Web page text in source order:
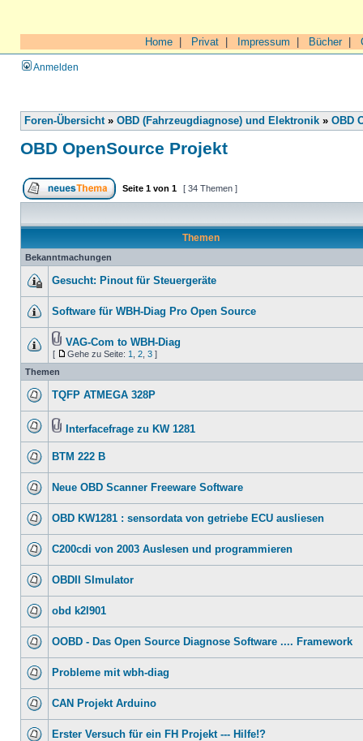
Home Privat Impressum Bücher|
Anmelden
Foren-Übersicht» OBD (Fahrzeugdiagnose) und Elektronik » OBD
OBD OpenSource Projekt
Seite 1 von 1 [ 34 Themen ]
Themen
Bekanntmachungen
Gesucht: Pinout für Steuergeräte
Software für WBH-Diag Pro Open Source
VAG-Com to WBH-Diag
[ Gehe zu Seite: 1 2 3 ]
Themen
TQFP ATMEGA 328P
Interfacefrage zu KW 1281
BTM 222 B
Neue OBD Scanner Freeware Software
OBD KW1281 : sensordata von getriebe ECU ausliesen
C200cdi von 2003 Auslesen und programmieren
OBDII SImulator
obd k2l901
OOBD - Das Open Source Diagnose Software .... Framework
Probleme mit wbh-diag
CAN Projekt Arduino
Erster Versuch für ein FH Projekt --- Hilfe!?